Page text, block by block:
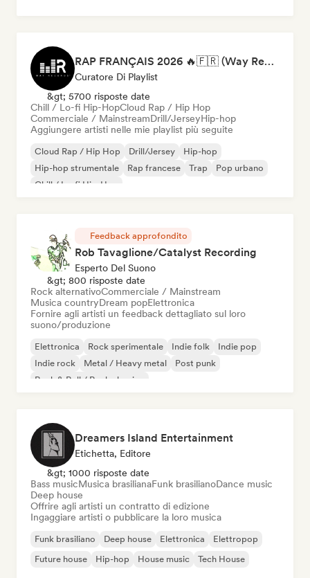
RAP FRANÇAIS 2026 🔥🇫🇷 (Way Records)
Curatore Di Playlist
&gt; 5700 risposte date
Chill / Lo-fi Hip-HopCloud Rap / Hip Hop
Commerciale / MainstreamDrill/JerseyHip-hop
Aggiungere artisti nelle mie playlist più seguite
Cloud Rap / Hip Hop Drill/Jersey
Hip-hop
Hip-hop strumentale
Rap francese Trap
Pop urbano
Chill / Lo-fi Hip-Hop
Feedback approfondito
Rob Tavaglione/Catalyst Recording
Esperto Del Suono
&gt; 800 risposte date
Rock alternativoCommerciale / Mainstream
Musica countryDream popElettronica
Fornire agli artisti un feedback dettagliato sul loro
suono/produzione
Elettronica Rock sperimentale Indie folk
Indie pop
Indie rock
Metal / Heavy metal
Post punk
Rock & Roll / Rock classico
Dreamers Island Entertainment
Etichetta, Editore
&gt; 1000 risposte date
Bass musicMusica brasilianaFunk brasilianoDance music
Deep house
Offrire agli artisti un contratto di edizione
Ingaggiare artisti o pubblicare la loro musica
Funk brasiliano Deep house Elettronica
Elettropop
Future house
Hip-hop House music Tech House